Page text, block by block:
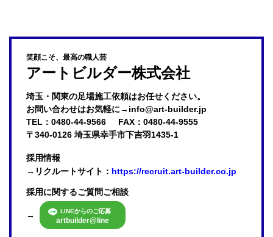
笑顔こそ、最高の職人芸
アートビルダー株式会社
埼玉・関東の足場施工依頼はお任せください。
お問い合わせはお気軽に→info@art-builder.jp
TEL：0480-44-9566
FAX：0480-44-9555
〒340-0126 埼玉県幸手市下吉羽1435-1
採用情報
→リクルートサイト： https://recruit.art-builder.co.jp
採用に関するご質問ご相談
→ LINEからのご応募
artbuilder@line